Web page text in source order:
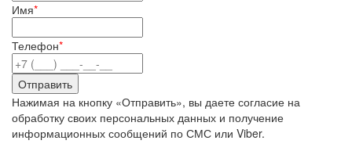
Имя*
Телефон*
Нажимая на кнопку «Отправить», вы даете согласие на
обработку своих персональных данных и получение
информационных сообщений по СМС или Viber.